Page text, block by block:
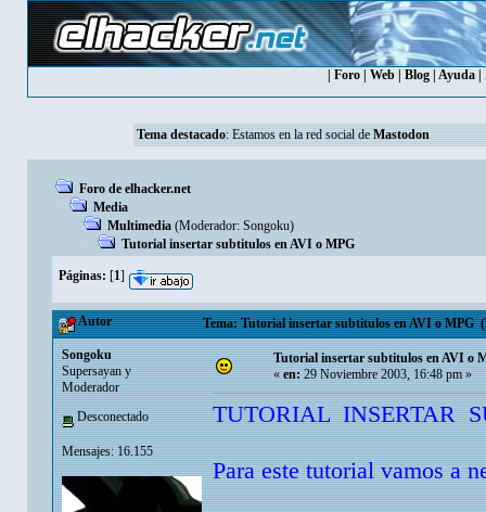
Foro| Web| Blog| Ayuda|
Tema destacado: Estamos en la red social de Mastodon
Foro de elhacker.net
Media
Multimedia (Moderador: Songoku)
Tutorial insertar subtitulos en AVI o MPG
Páginas: [1]
Autor Tema: Tutorial insertar subtitulos en AVI o MPG
Songoku
Supersayan y
Moderador
Desconectado
Mensajes: 16.155
Tutorial insertar subtitulos en AVI o
«en:29 Noviembre 2003, 16:48 pm »
TUTORIAL INSERTAR
Para este tutorial vamos a